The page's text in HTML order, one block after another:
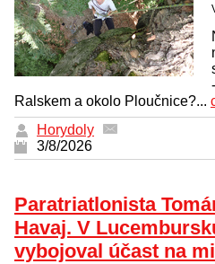
Ralskem a okolo Ploučnice?...
Horydoly
3/8/2026
Paratriatlonista
Havaj. V
vybojoval účast na